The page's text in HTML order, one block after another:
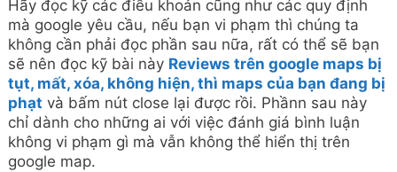
Hãy đọc kỹ các điều khoản cũng như các quy định
mà google yêu cầu, nếu bạn vi phạm thì chúng ta
không cần phải đọc phần sau nữa, rất có thể sẽ bạn
sẽ nên đọc kỹ bài này Reviews trên google maps bị
tụt, mất, xóa, không hiện, thì maps của bạn đang bị
phạt và bấm nút close lại được rồi. Phầnn sau này
chỉ dành cho những ai với việc đánh giá bình luận
không vi phạm gì mà vẫn không thể hiển thị trên
google map.